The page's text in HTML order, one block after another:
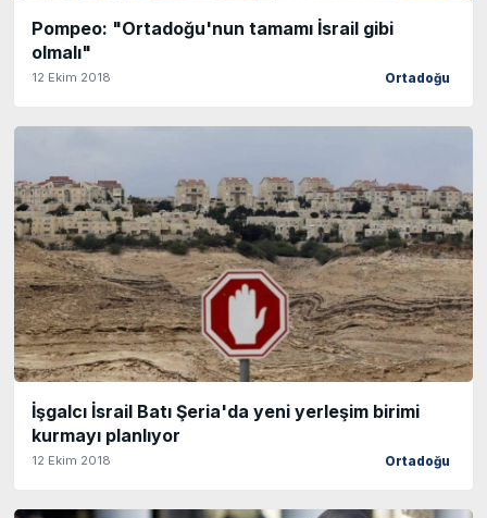
Pompeo: "Ortadoğu'nun tamamı İsrail gibi
olmalı"
12 Ekim 2018 Ortadoğu
İşgalcı İsrail Batı Şeria'da yeni yerleşim birimi
kurmayı planlıyor
12 Ekim 2018 Ortadoğu